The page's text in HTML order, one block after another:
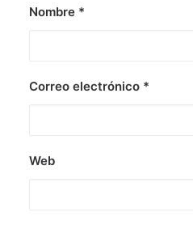
Nombre *
Correo electrónico *
Web